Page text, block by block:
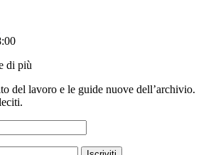
di più
del lavoro e le guide nuove dell’archivio.